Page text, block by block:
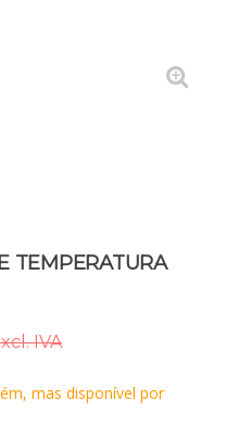
TEMPERATURA
IVA
mas disponível por